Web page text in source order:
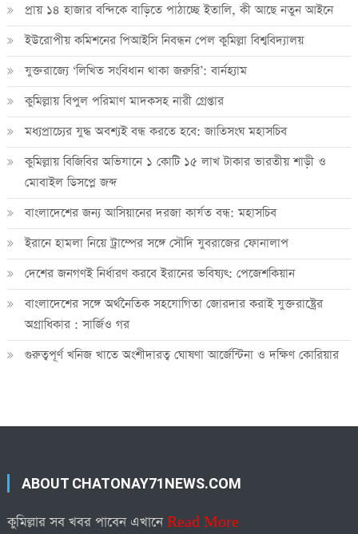
প্রায় ১৪ হাজার বন্দিকে বাড়িতে পাঠাচ্ছে ইতালি, কী আছে নতুন আইনে
ইউরোপীয় কমিশনের পিআইসি নিবন্ধন পেল কুমিল্লা বিশ্ববিদ্যালয়
যুক্তরাজ্যে ‘লিখিত সংবিধান থাকা জরুরি’: বার্নহ্যাম
কুমিল্লায় বিপুল পরিমাণ মাদকসহ নারী গ্রেপ্তার
মধ্যপ্রাচ্যের যুদ্ধ অবশ্যই বন্ধ করতে হবে: জাতিসংঘ মহাসচিব
কুমিল্লায় বিজিবির অভিযানে ১ কোটি ১৫ লাখ টাকার ভারতীয় শাড়ী ও
মোবাইল ডিসপ্লে জব্দ
বাংলাদেশের জন্য আসিয়ানের দরজা কার্যত বন্ধ: মহাসচিব
ইরানে হামলা নিয়ে ট্রাম্পের সঙ্গে সৌদি যুবরাজের ফোনালাপ
দেশের জনগণই নির্ধারণ করবে ইরানের ভবিষ্যৎ: পেজেশকিয়ান
বাংলাদেশের সঙ্গে অর্থনৈতিক সহযোগিতা জোরদার করাই যুক্তরাষ্ট্রের
অগ্রাধিকার : সার্জিও গর
গুরুত্বপূর্ণ খনিজ খাতে অংশীদারত্ব ঘোষণা আর্জেন্টিনা ও দক্ষিণ কোরিয়ার
ABOUT CHATONAY71NEWS.COM
কুমিল্লার সব খবর পাবেন এখানেRead More